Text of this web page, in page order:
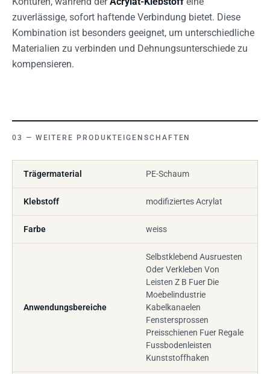
zuverlässige, sofort haftende Verbindung bietet. Diese
Kombination ist besonders geeignet, um unterschiedliche
Materialien zu verbinden und Dehnungsunterschiede zu
kompensieren.
WEITERE PRODUKTEIGENSCHAFTEN
Trägermaterial PE-Schaum
Klebstoff modifiziertes Acrylat
Farbe weiss
Anwendungsbereiche
Selbstklebend Ausruesten
Oder Verkleben Von
Leisten Z B Fuer Die
Moebelindustrie
Kabelkanaelen
Fenstersprossen
Preisschienen Fuer Regale
Fussbodenleisten
Kunststoffhaken